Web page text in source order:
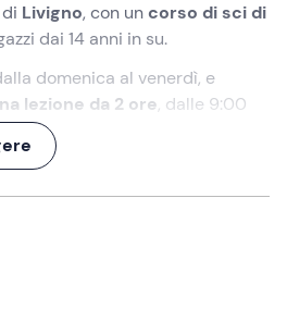
Livigno, con un corso di sci di
dai 14 anni in su.
domenica al venerdì, e
lezione da 2 ore, dalle 9:00
12:00 oppure dalle 11:00 alle
in
suddivisi